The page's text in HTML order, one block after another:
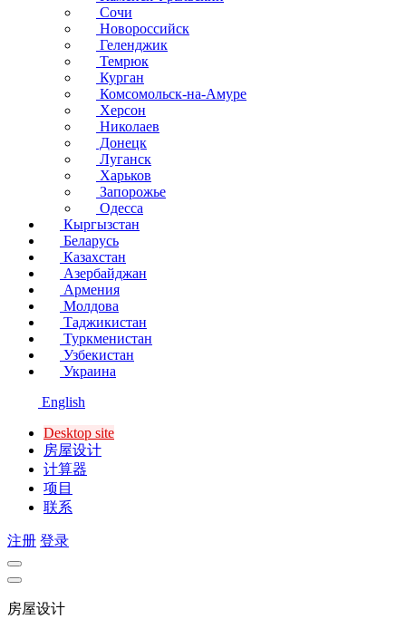
Сочи
Новороссийск
Геленджик
Темрюк
Курган
Комсомольск-на-Амуре
Херсон
Николаев
Донецк
Луганск
Харьков
Запорожье
Одесса
Кыргызстан
Беларусь
Казахстан
Азербайджан
Армения
Молдова
Таджикистан
Туркменистан
Узбекистан
Украина
English
Desktop site
房屋设计
计算器
项目
联系
注册 登录
房屋设计